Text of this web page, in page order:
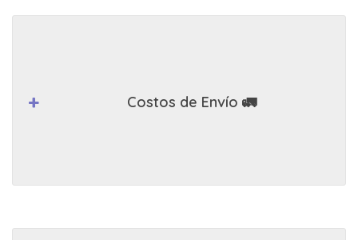
Costos de Envío 🚛